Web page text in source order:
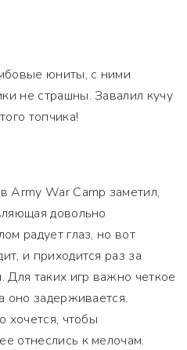
юниты, с ними
не страшны. Завалил кучу
топчика!
Army War Camp заметил,
довольно
радует глаз, но вот
и приходится раз за
Для таких игр важно четкое
оно задерживается.
хочется, чтобы
отнеслись к мелочам.